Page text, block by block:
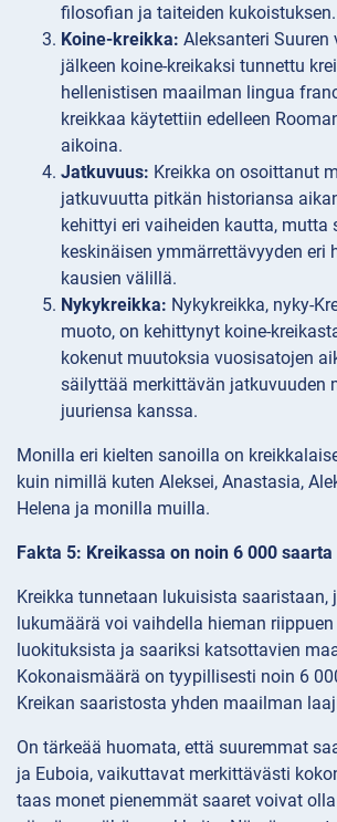
filosofian ja taiteiden kukoistuksen.
Koine-kreikka: Aleksanteri Suuren
jälkeen koine-kreikaksi tunnettu
hellenistisen maailman lingua
kreikkaa käytettiin edelleen
aikoina.
Jatkuvuus: Kreikka on osoittanut
jatkuvuutta pitkän historiansa
kehittyi eri vaiheiden kautta, mutta
keskinäisen ymmärrettävyyden eri
kausien välillä.
Nykykreikka: Nykykreikka, nyky-
muoto, on kehittynyt koine-
kokenut muutoksia vuosisatojen
säilyttää merkittävän jatkuvuuden
juuriensa kanssa.
Monilla eri kielten sanoilla on
kuin nimillä kuten Aleksei, Anastasia,
Helena ja monilla muilla.
Fakta 5: Kreikassa on noin 6 000 saarta
Kreikka tunnetaan lukuisista saaristaan,
lukumäärä voi vaihdella hieman
luokituksista ja saariksi katsottavien
Kokonaismäärä on tyypillisesti noin 6
Kreikan saaristosta yhden maailman
On tärkeää huomata, että suuremmat
ja Euboia, vaikuttavat merkittävästi
taas monet pienemmät saaret voivat